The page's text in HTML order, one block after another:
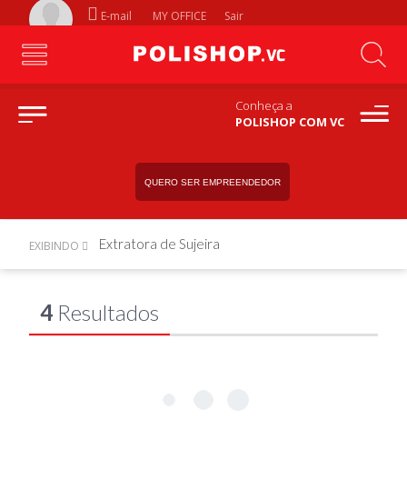
E-mail MY OFFICE Sair
Conheça a
POLISHOP COM VC
QUERO SER EMPREENDEDOR
EXIBINDO Extratora de Sujeira
4 Resultados